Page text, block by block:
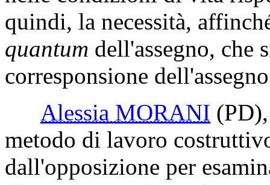
in esame la previsione
divorzile, destinato a
scioglimento o la
nelle condizioni di vita
quindi, la necessità,
quantumdell'assegno, che